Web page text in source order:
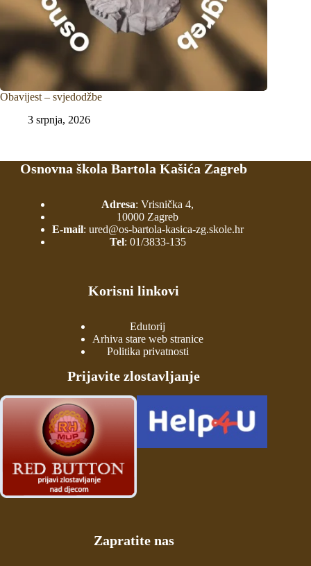
Obavijest – svjedodžbe
3 srpnja, 2026
Osnovna škola Bartola Kašića Zagreb
Adresa: Vrisnička 4,
10000 Zagreb
E-mail: ured@os-bartola-kasica-zg.skole.hr
Tel: 01/3833-135
Korisni linkovi
Edutorij
Arhiva stare web stranice
Politika privatnosti
Prijavite zlostavljanje
Zapratite nas